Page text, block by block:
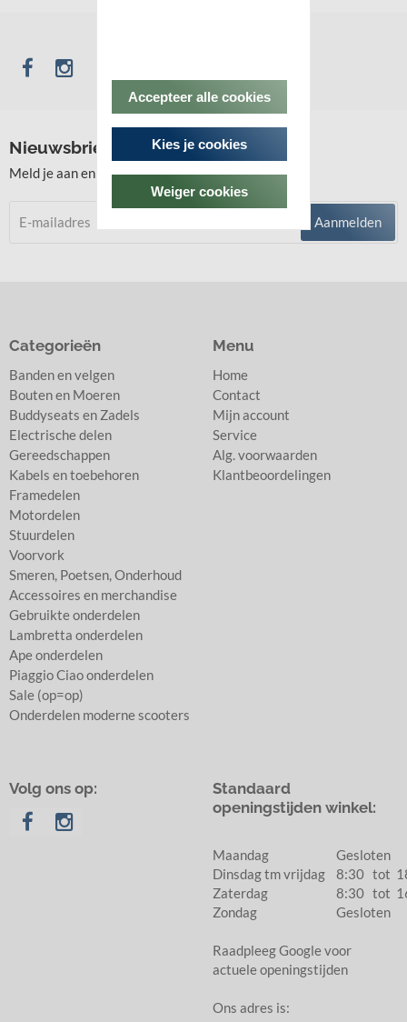
Nieuwsbrief
Meld je aan en blijf op de hoogte!
Aanmelden
Categorieën
Banden en velgen
Bouten en Moeren
Buddyseats en Zadels
Electrische delen
Gereedschappen
Kabels en toebehoren
Framedelen
Motordelen
Stuurdelen
Voorvork
Smeren, Poetsen, Onderhoud
Accessoires en merchandise
Gebruikte onderdelen
Lambretta onderdelen
Ape onderdelen
Piaggio Ciao onderdelen
Sale (op=op)
Onderdelen moderne scooters
Menu
Home
Contact
Mijn account
Service
Alg. voorwaarden
Klantbeoordelingen
Volg ons op:
Standaard
openingstijden winkel:
Maandag
Gesloten
Dinsdag tm vrijdag
8:30 tot
Zaterdag
8:30 tot
Zondag
Gesloten
Raadpleeg Google voor
actuele openingstijden
Ons adres is:
Accepteer alle cookies
Kies je cookies
Weiger cookies